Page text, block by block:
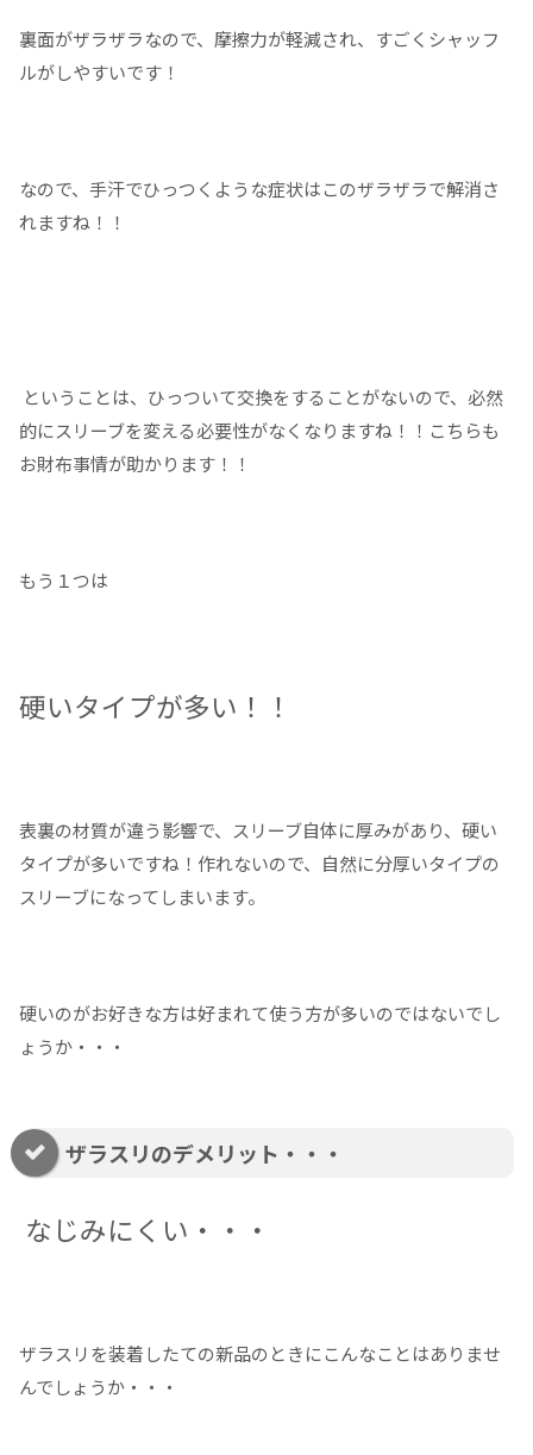
裏面がザラザラなので、摩擦力が軽減され、すごくシャッフ
ルがしやすいです！
なので、手汗でひっつくような症状はこのザラザラで解消さ
れますね！！
ということは、ひっついて交換をすることがないので、必然
的にスリーブを変える必要性がなくなりますね！！こちらも
お財布事情が助かります！！
もう１つは
硬いタイプが多い！！
表裏の材質が違う影響で、スリーブ自体に厚みがあり、硬い
タイプが多いですね！作れないので、自然に分厚いタイプの
スリーブになってしまいます。
硬いのがお好きな方は好まれて使う方が多いのではないでし
ょうか・・・
ザラスリのデメリット・・・
なじみにくい・・・
ザラスリを装着したての新品のときにこんなことはありませ
んでしょうか・・・